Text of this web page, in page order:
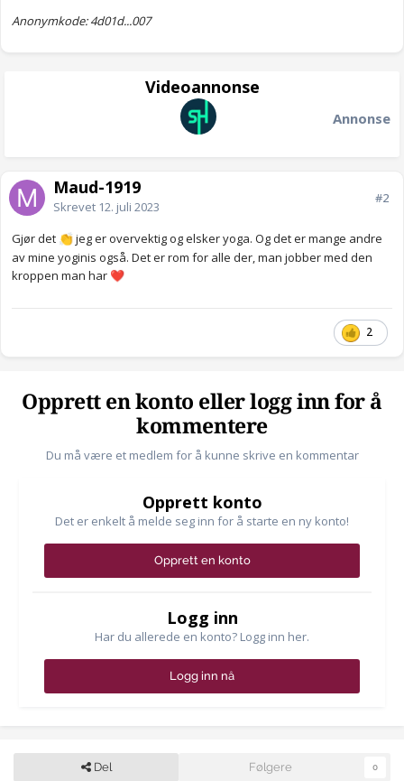
Anonymkode: 4d01d...007
Videoannonse
Annonse
Maud-1919
Skrevet 12. juli 2023
#2
Gjør det 👏 jeg er overvektig og elsker yoga. Og det er mange andre
av mine yoginis også. Det er rom for alle der, man jobber med den
kroppen man har ❤️
2
Opprett en konto eller logg inn for å
kommentere
Du må være et medlem for å kunne skrive en kommentar
Opprett konto
Det er enkelt å melde seg inn for å starte en ny konto!
Opprett en konto
Logg inn
Har du allerede en konto? Logg inn her.
Logg inn nå
Del Følgere 0